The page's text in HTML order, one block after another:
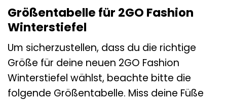
Größentabelle für 2GO Fashion
Winterstiefel
Um sicherzustellen, dass du die richtige
Größe für deine neuen 2GO Fashion
Winterstiefel wählst, beachte bitte die
folgende Größentabelle. Miss deine Füße